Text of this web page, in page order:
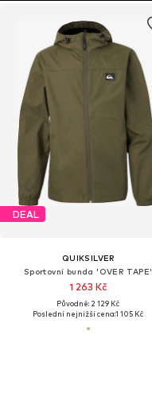
DEAL
QUIKSILVER
Sportovní bunda 'OVER TAPE'
1 263 Kč
Původně: 2 129 Kč
Poslední nejnižší cena:1 105 Kč